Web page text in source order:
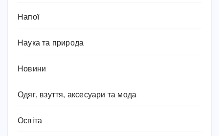
Напої
Наука та природа
Новини
Одяг, взуття, аксесуари та мода
Освіта